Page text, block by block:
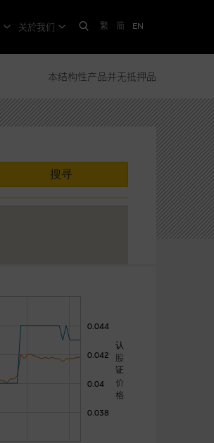
关於我们 繁 简 EN
本结构性产品并无抵押品
搜寻
0.038
0.04
0.042
0.044
认
股
证
价
格